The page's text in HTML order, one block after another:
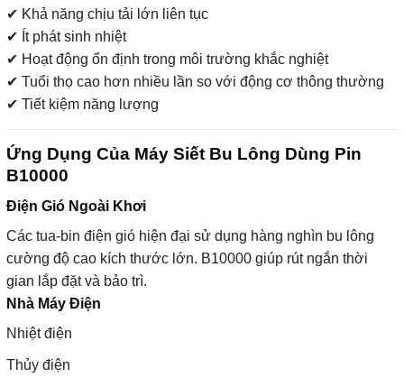
✔ Khả năng chịu tải lớn liên tục
✔ Ít phát sinh nhiệt
✔ Hoạt động ổn định trong môi trường khắc nghiệt
✔ Tuổi thọ cao hơn nhiều lần so với động cơ thông thường
✔ Tiết kiệm năng lượng
Ứng Dụng Của Máy Siết Bu Lông Dùng Pin
B10000
Điện Gió Ngoài Khơi
Các tua-bin điện gió hiện đại sử dụng hàng nghìn bu lông
cường độ cao kích thước lớn. B10000 giúp rút ngắn thời
gian lắp đặt và bảo trì.
Nhà Máy Điện
Nhiệt điện
Thủy điện